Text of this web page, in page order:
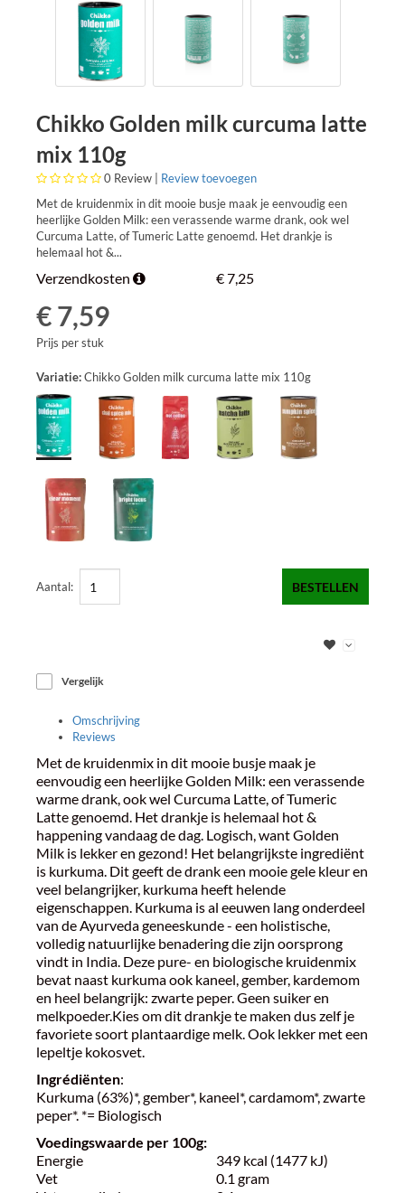
Chikko Golden milk curcuma latte
mix 110g
0 Review | Review toevoegen
Met de kruidenmix in dit mooie busje maak je eenvoudig een
heerlijke Golden Milk: een verassende warme drank, ook wel
Curcuma Latte, of Tumeric Latte genoemd. Het drankje is
helemaal hot &...
Verzendkosten € 7,25
€ 7,59
Prijs per stuk
Variatie:Chikko Golden milk curcuma latte mix 110g
Aantal: BESTELLEN
Vergelijk
Omschrijving
Reviews
Met de kruidenmix in dit mooie busje maak je
eenvoudig een heerlijke Golden Milk: een verassende
warme drank, ook wel Curcuma Latte, of Tumeric
Latte genoemd. Het drankje is helemaal hot &
happening vandaag de dag. Logisch, want Golden
Milk is lekker en gezond! Het belangrijkste ingrediënt
is kurkuma. Dit geeft de drank een mooie gele kleur en
veel belangrijker, kurkuma heeft helende
eigenschappen. Kurkuma is al eeuwen lang onderdeel
van de Ayurveda geneeskunde - een holistische,
volledig natuurlijke benadering die zijn oorsprong
vindt in India. Deze pure- en biologische kruidenmix
bevat naast kurkuma ook kaneel, gember, kardemom
en heel belangrijk: zwarte peper. Geen suiker en
melkpoeder.Kies om dit drankje te maken dus zelf je
favoriete soort plantaardige melk. Ook lekker met een
lepeltje kokosvet.
Ingrédiënten:
Kurkuma (63%)*, gember*, kaneel*, cardamom*, zwarte
peper*. *= Biologisch
Voedingswaarde per 100g:
Energie
349 kcal (1477 kJ)
Vet
0.1 gram